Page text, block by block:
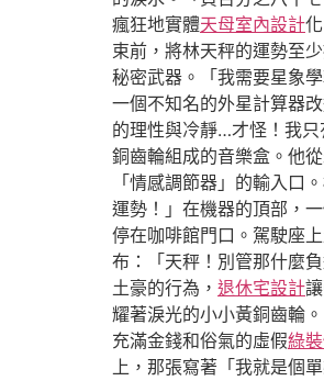
瘋狂地實體天母室內設計
束前，將林天秤的運勢至
秘密武器。「我需要星象
一個不知名的外星計算器
的理性與冷靜…才怪！我
銅齒輪組成的音樂盒。他
「情感調節器」的輸入口
運勢！」在機器的頂部，
停在咖啡館門口。駕駛座
布：「天秤！別管那什麼
土豪的行為， 退休宅設計
耀著淚光的小小黃銅齒輪
充滿金錢和俗氣的虛假綠
上，那張寫著「我就是個